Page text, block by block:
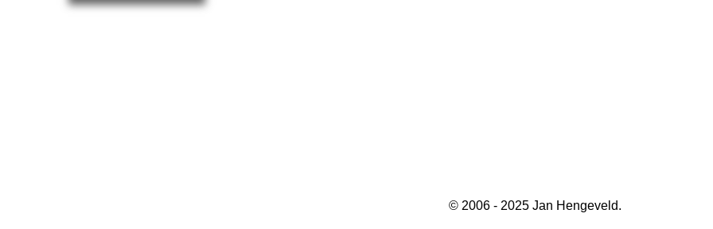
© 2006 - 2025 Jan Hengeveld.